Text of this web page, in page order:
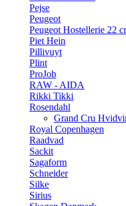
Pejse
Peugeot
Peugeot Hostellerie 22
Piet Hein
Pillivuyt
Plint
ProJob
RAW - AIDA
Rikki Tikki
Rosendahl
Grand Cru
Royal Copenhagen
Raadvad
Sackit
Sagaform
Schneider
Silke
Sirius